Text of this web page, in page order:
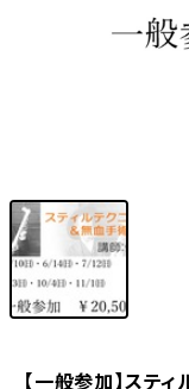
【一般参加】ステ